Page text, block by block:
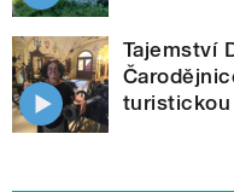
Tajemství
turistickou